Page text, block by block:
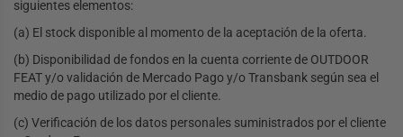
siguientes elementos:
(a) El stock disponible al momento de la aceptación de la oferta.
(b) Disponibilidad de fondos en la cuenta corriente de OUTDOOR
FEAT y/o validación de Mercado Pago y/o Transbank según sea el
medio de pago utilizado por el cliente.
(c) Verificación de los datos personales suministrados por el cliente